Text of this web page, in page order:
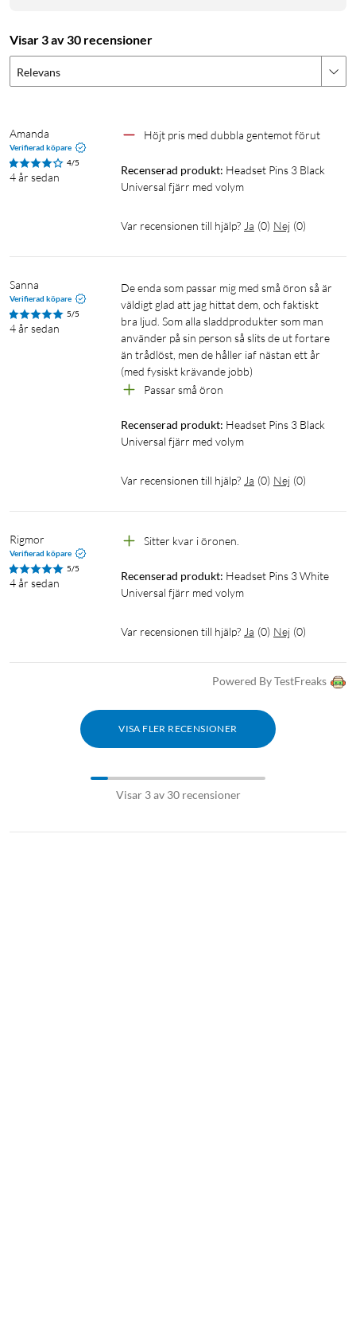
Visar 3 av 30 recensioner
Relevans
Amanda
Verifierad köpare
4/5
4 år sedan
Höjt pris med dubbla gentemot förut
Recenserad produkt: Headset Pins 3 Black
Universal fjärr med volym
Var recensionen till hjälp? Ja (0) Nej (0)
Sanna
Verifierad köpare
5/5
4 år sedan
De enda som passar mig med små öron så är
väldigt glad att jag hittat dem, och faktiskt
bra ljud. Som alla sladdprodukter som man
använder på sin person så slits de ut fortare
än trådlöst, men de håller iaf nästan ett år
(med fysiskt krävande jobb)
Passar små öron
Recenserad produkt: Headset Pins 3 Black
Universal fjärr med volym
Var recensionen till hjälp? Ja (0) Nej (0)
Rigmor
Verifierad köpare
5/5
4 år sedan
Sitter kvar i öronen.
Recenserad produkt: Headset Pins 3 White
Universal fjärr med volym
Var recensionen till hjälp? Ja (0) Nej (0)
Powered By TestFreaks
VISA FLER RECENSIONER
Visar 3 av 30 recensioner